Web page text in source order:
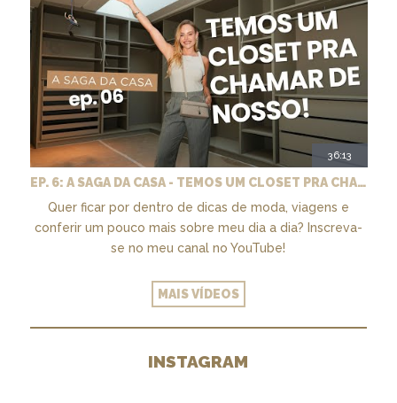
36:13
EP. 6: A SAGA DA CASA - TEMOS UM CLOSET PRA CHAMAR DE NOSSO + MARCENARIA E PAISAGISMO
Quer ficar por dentro de dicas de moda, viagens e
conferir um pouco mais sobre meu dia a dia? Inscreva-
se no meu canal no YouTube!
MAIS VÍDEOS
INSTAGRAM